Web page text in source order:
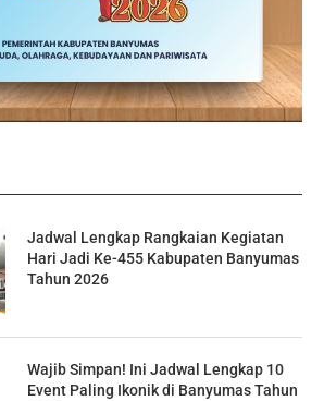
Jadwal Lengkap Rangkaian Kegiatan
Hari Jadi Ke-455 Kabupaten Banyumas
Tahun 2026
Wajib Simpan! Ini Jadwal Lengkap 10
Event Paling Ikonik di Banyumas Tahun